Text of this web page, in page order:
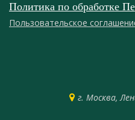
Политика по обработке
Пользовательское
г. Москва,